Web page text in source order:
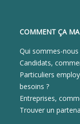
COMMENT ÇA
Qui sommes-nous
Candidats,
Particuliers
besoins ?
Entreprises,
Trouver un